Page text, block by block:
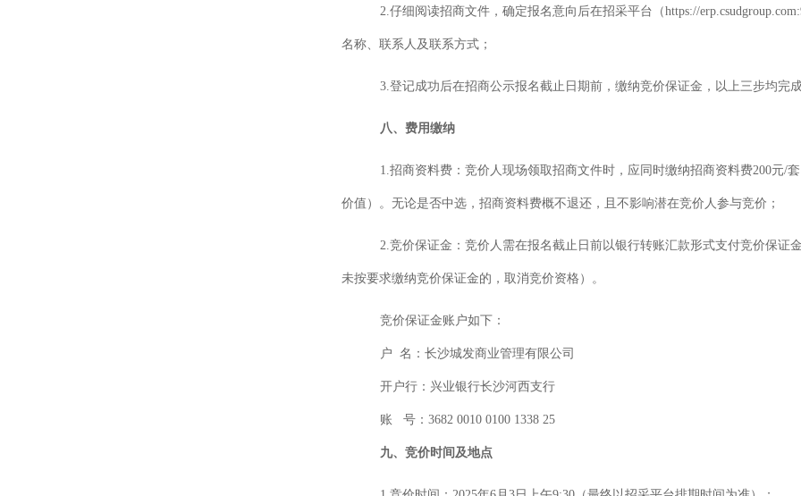
2.仔细阅读招商文件，确定报名意向后在招采平台（https://
名称、联系人及联系方式；
3.登记成功后在招商公示报名截止日期前，缴纳竞价保证金，以上三步均完
八、 费用缴纳
1.招商资料费： 竞价 人现场领取招商文件时，应同时缴纳招商资料费200元/
价值）。无论是否中选，招商资料费概不退还，且不影响潜在竞价 人参与竞价；
2.竞价保证金： 竞价 人需在报名截止日前以银行转账汇款形式支付竞价保证
未按要求缴纳竞价保证金的，取消竞价资格）。
竞价保证金账户如下：
户 名：长沙城发商业管理有限公司
开户行：兴业银行长沙河西支行
账 号： 3682 0010 0100 1338 25
九、 竞价时间及地点